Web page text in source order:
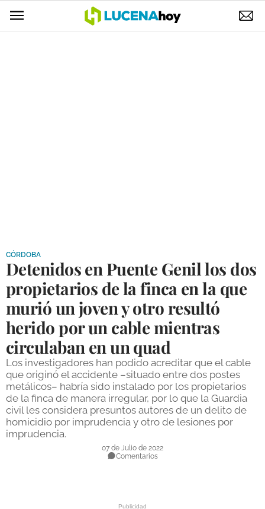
DEPORTES
COMPETICIONES
DEPORTE BASE
OPINIÓN
VENTANA CIUDADANA
CÓRDOBA
PROVINCIA
CÓRDOBA
Detenidos en Puente Genil los dos
propietarios de la finca en la que
murió un joven y otro resultó
herido por un cable mientras
circulaban en un quad
Los investigadores han podido acreditar que el cable
que originó el accidente –situado entre dos postes
metálicos– habría sido instalado por los propietarios
de la finca de manera irregular, por lo que la Guardia
civil les considera presuntos autores de un delito de
homicidio por imprudencia y otro de lesiones por
imprudencia.
07 de Julio de 2022
Comentarios